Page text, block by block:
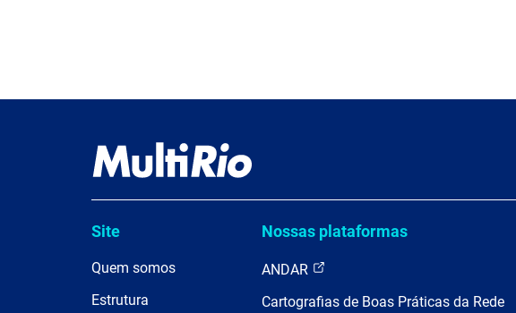
Site
Quem somos
Estrutura
Nossas plataformas
ANDAR
Cartografias de Boas Práticas da Rede